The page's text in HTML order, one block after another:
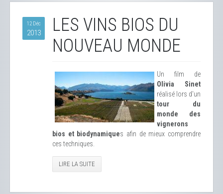
12 Déc
2013
LES VINS BIOS DU
NOUVEAU MONDE
Un film de
Olivia Sinet
réalisé lors d'un
tour du
monde des
vignerons
bios et biodynamiques afin de mieux comprendre
ces techniques.
LIRE LA SUITE